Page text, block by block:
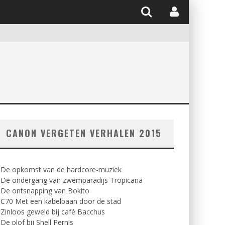
CANON VERGETEN VERHALEN 2015
De opkomst van de hardcore-muziek
ondergang van zwemparadijs Tropicana
ontsnapping van Bokito
Met een kabelbaan door de stad
geweld bij café Bacchus
plof bij Shell Pernis